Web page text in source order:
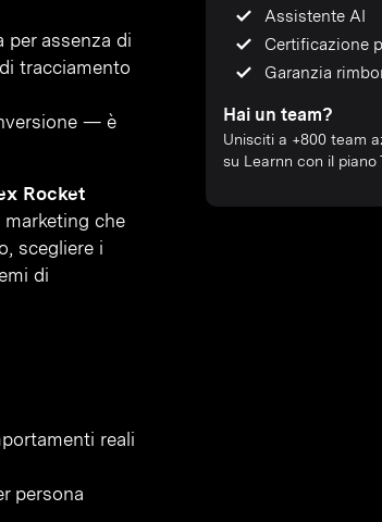
per assenza di
tracciamento
— è
Rocket
che
scegliere i
di
reali
persona
Assistente AI
Certificazione
Garanzia
Hai un team?
Unisciti a +800 team
su Learnn con il piano